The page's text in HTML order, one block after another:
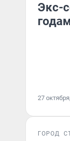
Экс-
27
ГОРОД